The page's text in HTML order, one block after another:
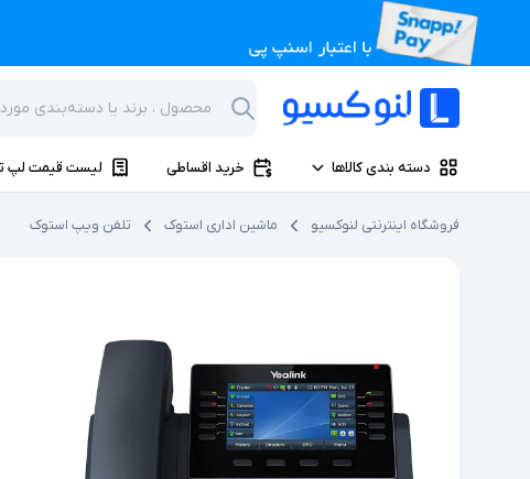
دسته بندی کالاها خرید اقساطی لیست قیمت لپ
فروشگاه اینترنتی لنوکسیو ماشین اداری استوک تلفن ویپ استوک